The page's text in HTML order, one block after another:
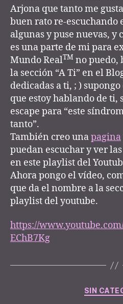
Arjona que tanto me
buen rato re-escuchando
algunas y puse nuevas, y
es una parte de mi para
Mundo RealTM no puedo,
la sección “A Ti” en el
dedicadas a ti, ; )
que estoy hablando de ti,
escape para “este
tanto”.
También creo unapagina
puedan escuchar y ver
en este playlist del
Ahora pongo el vídeo,
que da el nombre a la
playlist del youtube.
https://
EChB7Kg
SIN